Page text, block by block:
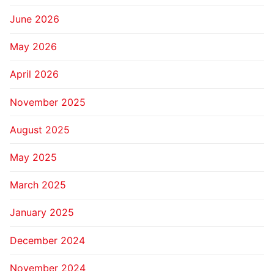
June 2026
May 2026
April 2026
November 2025
August 2025
May 2025
March 2025
January 2025
December 2024
November 2024